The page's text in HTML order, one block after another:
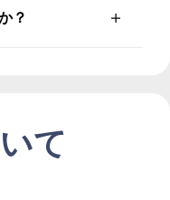
？
て